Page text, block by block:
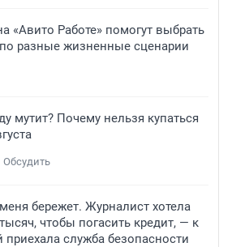
«Авито Работе» помогут выбрать
разные жизненные сценарии
мутит? Почему нельзя купаться
Обсудить
бережет. Журналист хотела
чтобы погасить кредит, — к
служба безопасности